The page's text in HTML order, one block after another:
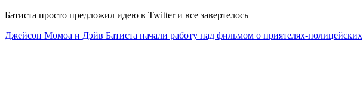
Батиста просто предложил идею в Twitter и все завертелось
Джейсон Момоа и Дэйв Батиста начали работу над фильмом о приятелях-полицейских